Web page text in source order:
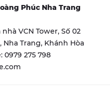
Phúc Nha Trang
VCN Tower, Số 02
Nha Trang, Khánh Hòa
0979 275 798